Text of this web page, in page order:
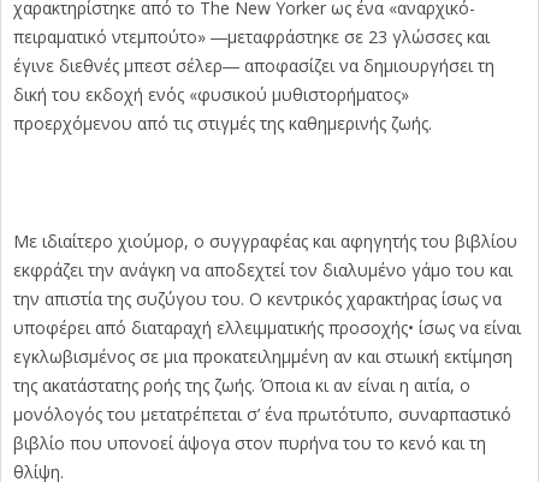
χαρακτηρίστηκε από το The New Yorker ως ένα «αναρχικό-
πειραματικό ντεμπούτο» ―μεταφράστηκε σε 23 γλώσσες και
έγινε διεθνές μπεστ σέλερ― αποφασίζει να δημιουργήσει τη
δική του εκδοχή ενός «φυσικού μυθιστορήματος»
προερχόμενου από τις στιγμές της καθημερινής ζωής.
Με ιδιαίτερο χιούμορ, ο συγγραφέας και αφηγητής του βιβλίου
εκφράζει την ανάγκη να αποδεχτεί τον διαλυμένο γάμο του και
την απιστία της συζύγου του. Ο κεντρικός χαρακτήρας ίσως να
υποφέρει από διαταραχή ελλειμματικής προσοχής• ίσως να είναι
εγκλωβισμένος σε μια προκατειλημμένη αν και στωική εκτίμηση
της ακατάστατης ροής της ζωής. Όποια κι αν είναι η αιτία, ο
μονόλογός του μετατρέπεται σ’ ένα πρωτότυπο, συναρπαστικό
βιβλίο που υπονοεί άψογα στον πυρήνα του το κενό και τη
θλίψη.